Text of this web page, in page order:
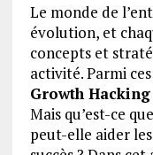
Le monde de
évolution, et
concepts et
activité. Parmi
Growth Hacking
Mais qu’est-ce
peut-elle aider